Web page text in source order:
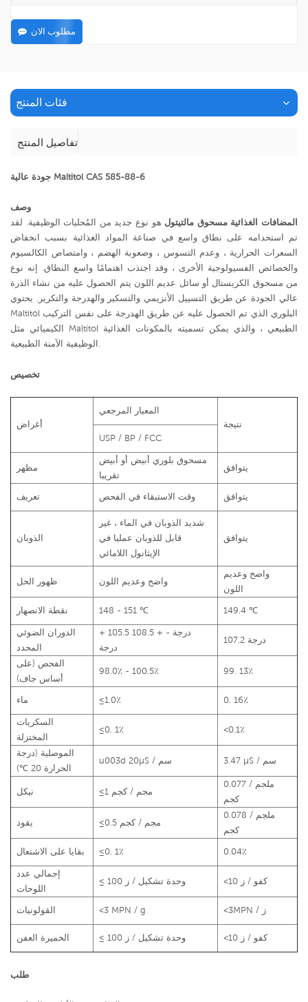
مطلوب الان
فئات المنتج
تفاصيل المنتج
جودة عالية Maltitol CAS 585-88-6
وصف
المضافات الغذائية مسحوق مالتيتول هو نوع جديد من المُحليات الوظيفية. لقد
تم استخدامه على نطاق واسع في صناعة المواد الغذائية بسبب انخفاض
السعرات الحرارية ، وعدم التسوس ، وصعوبة الهضم ، وامتصاص الكالسيوم
والخصائص الفسيولوجية الأخرى ، وقد اجتذب اهتمامًا واسع النطاق. إنه نوع
من مسحوق الكريستال أو سائل عديم اللون يتم الحصول عليه من نشاء الذرة
عالي الجودة عن طريق التسييل الأنزيمي والتسكير والهدرجة والتكرير. يحتوي
Maltitol البلوري الذي تم الحصول عليه عن طريق الهدرجة على نفس التركيب
الكيميائي مثل Maltitol الطبيعي ، والذي يمكن تسميته بالمكونات الغذائية
الوظيفية الآمنة الطبيعية.
تخصيص
أغراض
المعيار المرجعي
نتيجة
USP / BP / FCC
مظهر
مسحوق بلوري أبيض أو أبيض
تقريبا
يتوافق
تعريف وقت الاستبقاء في الفحص يتوافق
الذوبان
شديد الذوبان في الماء ، غير
قابل للذوبان عمليا في
الإيثانول اللامائي
يتوافق
ظهور الحل واضح وعديم اللون
واضح وعديم
اللون
نقطة الانصهار 148 - 151 ℃ 149.4 ℃
الدوران الضوئي
المحدد
+ 105.5 درجة - + 108.5
درجة
107.2 درجة
الفحص (على
أساس جاف)
98.0٪ - 100.5٪ 99. 13٪
ماء ≤1.0٪ 0. 16٪
السكريات
المختزلة
≤0. 1٪ <0.1٪
الموصلية (درجة
الحرارة 20 ℃)
u003d 20μS / سم 3.47 μS / سم
نيكل ≤1 مجم / كجم
0.077 ملجم /
كجم
يقود ≤0.5 مجم / كجم
0.078 ملجم /
كجم
بقايا على الاشتعال ≤0. 1٪ 0.04٪
إجمالي عدد
اللوحات
≤ 100 وحدة تشكيل / ز <10 كفو / ز
القولونيات <3 MPN / g <3MPN / ز
الخميرة العفن ≤ 100 وحدة تشكيل / ز <10 كفو / ز
طلب